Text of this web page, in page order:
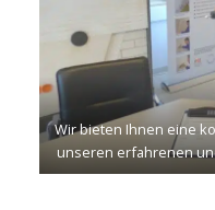
Wir bieten Ihnen eine
unseren erfahrenen